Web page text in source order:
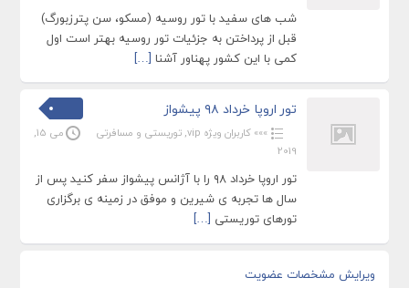
شب های سفید با تور روسیه (مسکو، سن پترزبورگ)
قبل از پرداختن به جزئیات تور روسیه بهتر است اول
کمی با این کشور پهناور آشنا […]
تور اروپا خرداد ۹۸ پیشواز
»»» کاربران ویژه vip , توریستی و مسافرتی
می 15,
2019
تور اروپا خرداد ۹۸ را با آژانس پیشواز سفر کنید پس از
سال ها تجربه ی شیرین و موفق در زمینه ی برگزاری
تورهای توریستی […]
ویرایش مشخصات عضویت